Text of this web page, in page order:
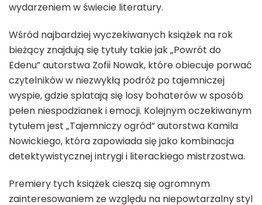
wydarzeniem w świecie literatury.
Wśród najbardziej wyczekiwanych książek na rok
bieżący znajdują się tytuły takie jak „Powrót do
Edenu” autorstwa Zofii Nowak, które obiecuje porwać
czytelników w niezwykłą podróż po tajemniczej
wyspie, gdzie splatają się losy bohaterów w sposób
pełen niespodzianek i emocji. Kolejnym oczekiwanym
tytułem jest „Tajemniczy ogród” autorstwa Kamila
Nowickiego, która zapowiada się jako kombinacja
detektywistycznej intrygi i literackiego mistrzostwa.
Premiery tych książek cieszą się ogromnym
zainteresowaniem ze względu na niepowtarzalny styl